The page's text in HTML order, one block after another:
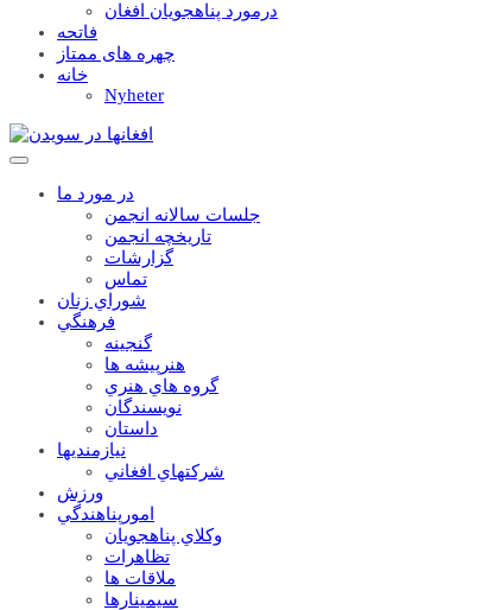
درمورد پناهجويان افغان
فاتحه
چهره های ممتاز
خانه
Nyheter
در مورد ما
جلسات سالانه انجمن
تاریخچه انجمن
گزارشات
تماس
شوراي زنان
فرهنگي
گنجينه
هنرپيشه ها
گروه هاي هنري
نويسندگان
داستان
نيازمنديها
شرکتهاي افغاني
ورزش
امورپناهندگي
وکلاي پناهجويان
تظاهرات
ملاقات ها
سيمينارها